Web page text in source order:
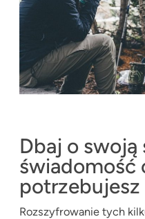
Dbaj o
świadomość
potrzebujesz
Rozszyfrowanie tych